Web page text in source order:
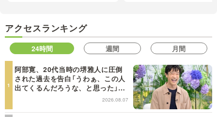
アクセスランキング
24時間 週間 月間
阿部寛、20代当時の堺雅人に圧倒
された過去を告白「うわぁ、この人
出てくるんだろうな、と思った」
2026.08.07